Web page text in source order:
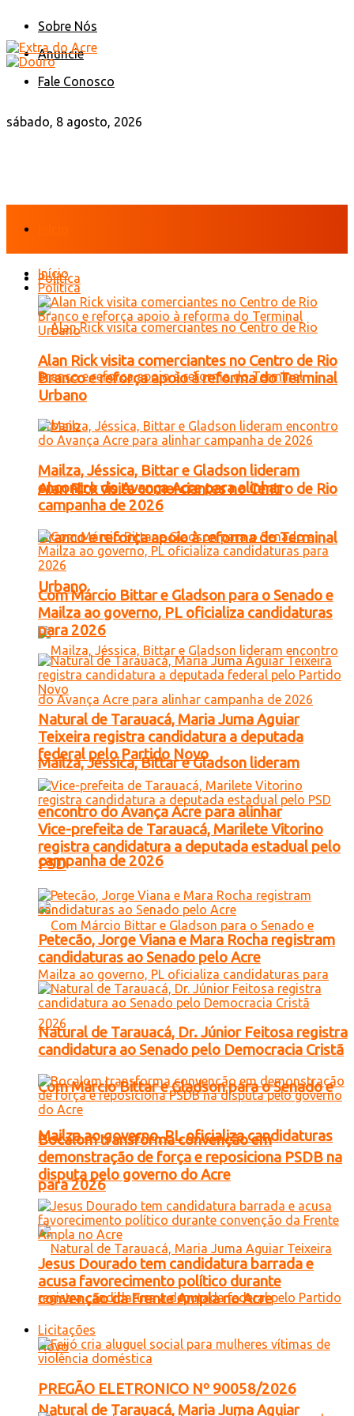
Sobre Nós
Anuncie
Fale Conosco
sábado, 8 agosto, 2026
Política
Alan Rick visita comerciantes no Centro de Rio
Branco e reforça apoio à reforma do Terminal
Urbano
Mailza, Jéssica, Bittar e Gladson lideram
encontro do Avança Acre para alinhar
campanha de 2026
Com Márcio Bittar e Gladson para o Senado e
Mailza ao governo, PL oficializa candidaturas
para 2026
Natural de Tarauacá, Maria Juma Aguiar
Início
Política
Alan Rick visita comerciantes no Centro de Rio
Branco e reforça apoio à reforma do Terminal
Urbano
Mailza, Jéssica, Bittar e Gladson lideram
encontro do Avança Acre para alinhar
campanha de 2026
Com Márcio Bittar e Gladson para o Senado e
Mailza ao governo, PL oficializa candidaturas
para 2026
Natural de Tarauacá, Maria Juma Aguiar
Teixeira registra candidatura a deputada
federal pelo Partido Novo
Vice-prefeita de Tarauacá, Marilete Vitorino
registra candidatura a deputada estadual pelo
PSD
Petecão, Jorge Viana e Mara Rocha registram
candidaturas ao Senado pelo Acre
Natural de Tarauacá, Dr. Júnior Feitosa registra
candidatura ao Senado pelo Democracia Cristã
Bocalom transforma convenção em
demonstração de força e reposiciona PSDB na
disputa pelo governo do Acre
Jesus Dourado tem candidatura barrada e
acusa favorecimento político durante
convenção da Frente Ampla no Acre
Licitações
PREGÃO ELETRONICO Nº 90058/2026